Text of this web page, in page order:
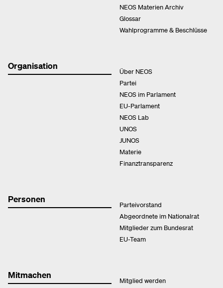
NEOS Materien Archiv
Glossar
Wahlprogramme & Beschlüsse
Organisation
Über NEOS
Partei
NEOS im Parlament
EU-Parlament
NEOS Lab
UNOS
JUNOS
Materie
Finanztransparenz
Personen
Parteivorstand
Abgeordnete im Nationalrat
Mitglieder zum Bundesrat
EU-Team
Mitmachen
Mitglied werden